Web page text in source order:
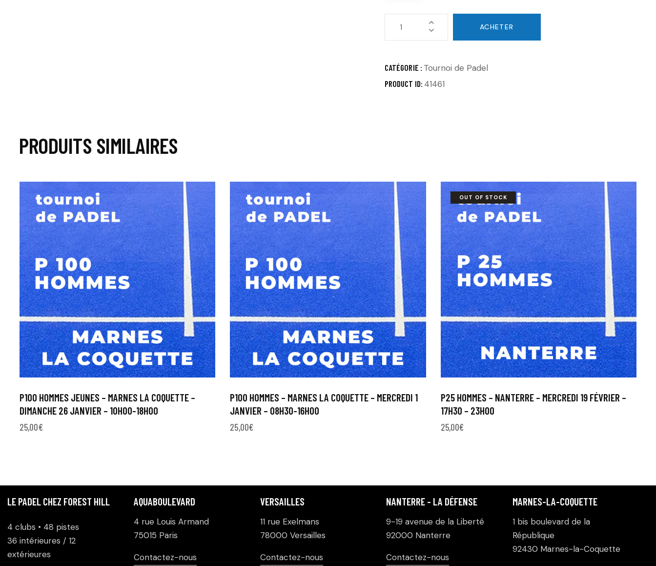
ACHETER
CATÉGORIE : Tournoi de Padel
PRODUCT ID: 41461
PRODUITS SIMILAIRES
P100 HOMMES JEUNES – MARNES LA COQUETTE –
DIMANCHE 26 JANVIER – 10H00-18H00
25,00€
P100 HOMMES – MARNES LA COQUETTE – MERCREDI 1
JANVIER – 08H30-16H00
25,00€
OUT OF STOCK
P25 HOMMES – NANTERRE – MERCREDI 19 FÉVRIER –
17H30 – 23H00
25,00€
LE PADEL CHEZ FOREST HILL
4 clubs • 48 pistes
36 intérieures / 12
extérieures
AQUABOULEVARD
4 rue Louis Armand
75015 Paris
Contactez-nous
VERSAILLES
11 rue Exelmans
78000 Versailles
Contactez-nous
NANTERRE - LA DÉFENSE
9-19 avenue de la Liberté
92000 Nanterre
Contactez-nous
MARNES-LA-COQUETTE
1 bis boulevard de la
République
92430 Marnes-la-Coquette